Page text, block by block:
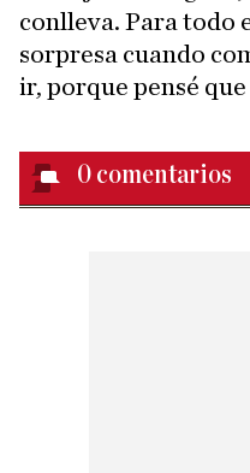
conlleva. Para todo
sorpresa cuando
ir, porque pensé
0 comentarios